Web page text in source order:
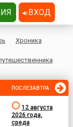
Хроника
ПОСЛЕЗАВТРА
12 августа
2026 года,
среда
ВХОД